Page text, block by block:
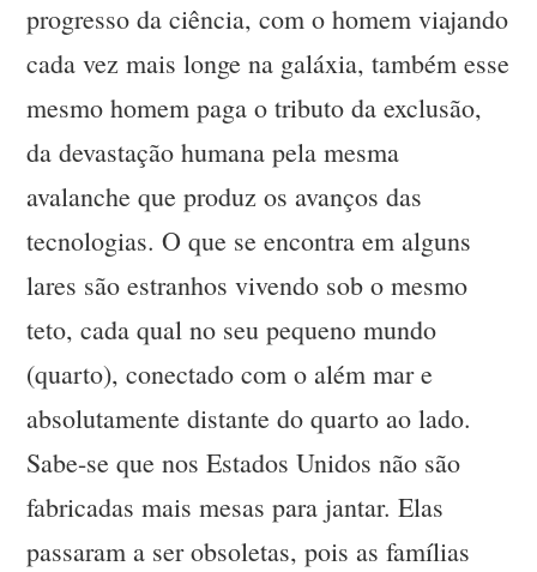
progresso da ciência, com o homem viajando
cada vez mais longe na galáxia, também esse
mesmo homem paga o tributo da exclusão,
da devastação humana pela mesma
avalanche que produz os avanços das
tecnologias. O que se encontra em alguns
lares são estranhos vivendo sob o mesmo
teto, cada qual no seu pequeno mundo
(quarto), conectado com o além mar e
absolutamente distante do quarto ao lado.
Sabe-se que nos Estados Unidos não são
fabricadas mais mesas para jantar. Elas
passaram a ser obsoletas, pois as famílias